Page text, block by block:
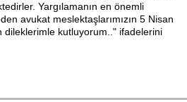
Yargılamanın en önemli
avukat meslektaşlarımızın 5 Nisan
dileklerimle kutluyorum.." ifadelerini